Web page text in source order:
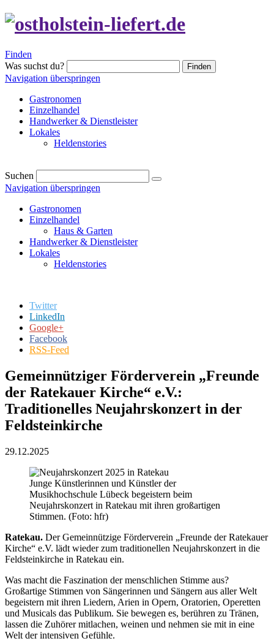
Finden
Was suchst du?
Finden
Navigation überspringen
Gastronomen
Einzelhandel
Handwerker & Dienstleister
Lokales
Heldenstories
Suchen
Navigation überspringen
Gastronomen
Einzelhandel
Haus & Garten
Handwerker & Dienstleister
Lokales
Heldenstories
Twitter
LinkedIn
Google+
Facebook
RSS-Feed
Gemeinnütziger Förderverein „Freunde
der Ratekauer Kirche“ e.V.:
Traditionelles Neujahrskonzert in der
Feldsteinkirche
29.12.2025
Junge Künstlerinnen und Künstler der
Musikhochschule Lübeck begeistern beim
Neujahrskonzert in Ratekau mit ihren großartigen
Stimmen. (Foto: hfr)
Ratekau. Der Gemeinnützige Förderverein „Freunde der Ratekauer
Kirche“ e.V. lädt wieder zum traditionellen Neujahrskonzert in die
Feldsteinkirche in Ratekau ein.
Was macht die Faszination der menschlichen Stimme aus?
Großartige Stimmen von Sängerinnen und Sängern aus aller Welt
begeistern mit ihren Liedern, Arien in Opern, Oratorien, Operetten
und Musicals das Publikum. Sie bewegen es, berühren zu Tränen,
lassen die Zuhörer mitlachen, weinen und nehmen sie mit in eine
Welt der intensiven Gefühle.